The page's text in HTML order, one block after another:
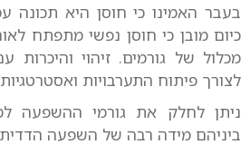
בעבר האמינו כי חוסן היא תכונה
כיום מובן כי חוסן נפשי מתפתח
מכלול של גורמים. זיהוי והיכרות
לצורך פיתוח התערבויות
ניתן לחלק את גורמי ההשפעה
ביניהם מידה רבה של השפעה